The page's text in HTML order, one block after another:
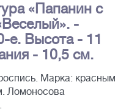
«Папанин с
-
Высота - 11
- 10,5 см.
Марка: красным
Ломоносова